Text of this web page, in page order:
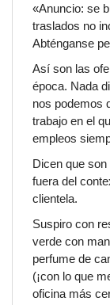
«Anuncio: se
traslados no
Abténganse
Así son las
época. Nada
nos podemos
trabajo en el
empleos
Dicen que
fuera del
clientela.
Suspiro con
verde con
perfume de
(¡con lo que
oficina más